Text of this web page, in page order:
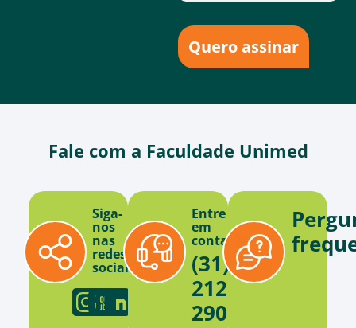
Quero assinar
Fale com a Faculdade Unimed
Siga-
nos
nas
redes
sociais
Entre
em
contato
(31)
2121-
2900